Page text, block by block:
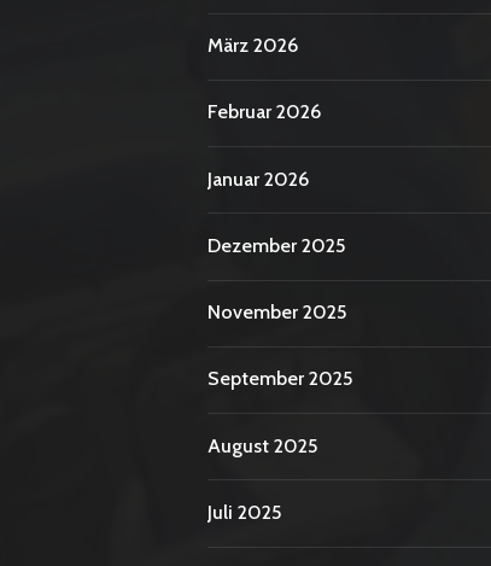
März 2026
Februar 2026
Januar 2026
Dezember 2025
November 2025
September 2025
August 2025
Juli 2025